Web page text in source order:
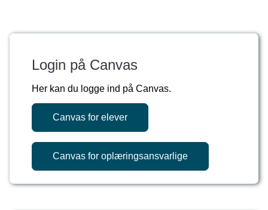
Login på Canvas
Her kan du logge ind på Canvas.
Canvas for elever
Canvas for oplæringsansvarlige